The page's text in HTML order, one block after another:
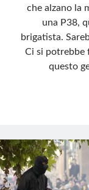
che alzano la
una P38,
brigatista.
Ci si potrebbe
questo